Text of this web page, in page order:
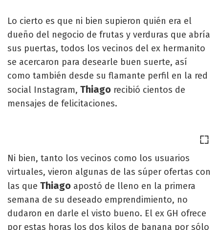
Lo cierto es que ni bien supieron quién era el
dueño del negocio de frutas y verduras que abría
sus puertas, todos los vecinos del ex hermanito
se acercaron para desearle buen suerte, así
como también desde su flamante perfil en la red
social Instagram, Thiago recibió cientos de
mensajes de felicitaciones.
Ni bien, tanto los vecinos como los usuarios
virtuales, vieron algunas de las súper ofertas con
las que Thiago apostó de lleno en la primera
semana de su deseado emprendimiento, no
dudaron en darle el visto bueno. El ex GH ofrece
por estas horas los dos kilos de banana por sólo